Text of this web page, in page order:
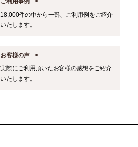
ご利用事例
18,000件の中から一部、ご利用例をご紹介
いたします。
お客様の声
実際にご利用頂いたお客様の感想をご紹介
いたします。